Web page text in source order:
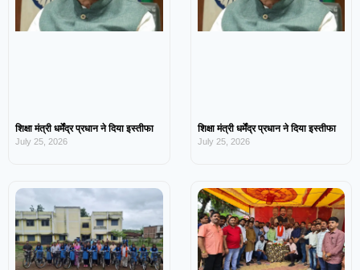
शिक्षा मंत्री धर्मेंद्र प्रधान ने दिया इस्तीफा
July 25, 2026
शिक्षा मंत्री धर्मेंद्र प्रधान ने दिया इस्तीफा
July 25, 2026